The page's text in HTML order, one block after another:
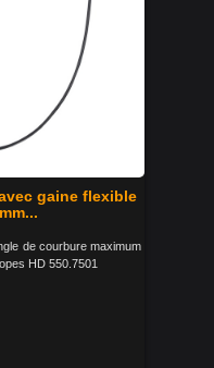
gaine flexible
de courbure maximum
HD 550.7501